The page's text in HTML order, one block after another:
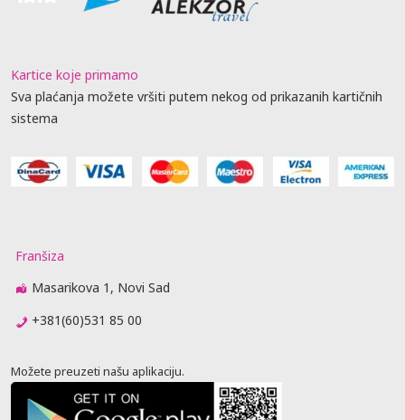
Kartice koje primamo
Sva plaćanja možete vršiti putem nekog od prikazanih kartičnih
sistema
Franšiza
Masarikova 1, Novi Sad
+381(60)531 85 00
Možete preuzeti našu aplikaciju.